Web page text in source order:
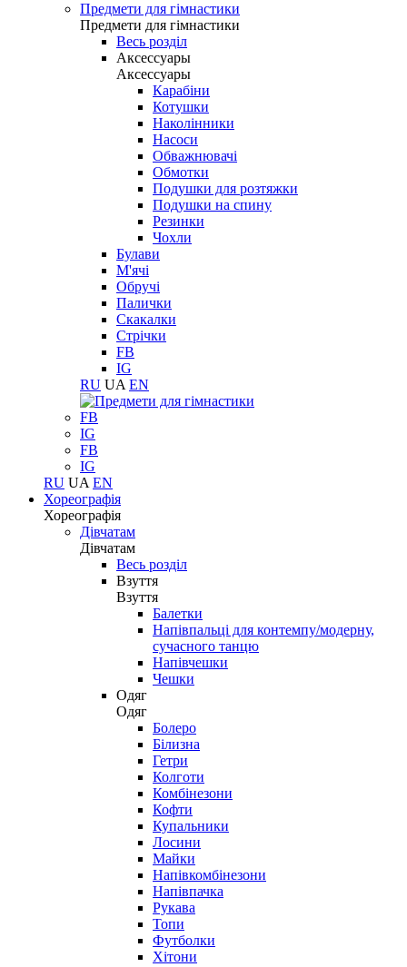
Предмети для гімнастики
Предмети для гімнастики
Весь розділ
Аксессуары
Аксессуары
Карабіни
Котушки
Наколінники
Насоси
Обважнювачі
Обмотки
Подушки для розтяжки
Подушки на спину
Резинки
Чохли
Булави
М'ячі
Обручі
Палички
Скакалки
Стрічки
FB
IG
RU UA EN
FB
IG
FB
IG
RU UA EN
Хореографія
Хореографія
Дівчатам
Дівчатам
Весь розділ
Взуття
Взуття
Балетки
Напівпальці для контемпу/модерну,
сучасного танцю
Напівчешки
Чешки
Одяг
Одяг
Болеро
Білизна
Гетри
Колготи
Комбінезони
Кофти
Купальники
Лосини
Майки
Напівкомбінезони
Напівпачка
Рукава
Топи
Футболки
Хітони